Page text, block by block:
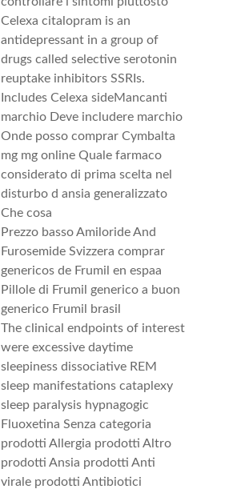
Celexa citalopram is an
antidepressant in a group of
drugs called selective serotonin
reuptake inhibitors SSRIs.
Includes Celexa sideMancanti
marchio Deve includere marchio
Onde posso comprar Cymbalta
mg mg online Quale farmaco
considerato di prima scelta nel
disturbo d ansia generalizzato
Che cosa
Prezzo basso Amiloride And
Furosemide Svizzera comprar
genericos de Frumil en espaa
Pillole di Frumil generico a buon
generico Frumil brasil
The clinical endpoints of interest
were excessive daytime
sleepiness dissociative REM
sleep manifestations cataplexy
sleep paralysis hypnagogic
Fluoxetina Senza categoria
prodotti Allergia prodotti Altro
prodotti Ansia prodotti Anti
virale prodotti Antibiotici